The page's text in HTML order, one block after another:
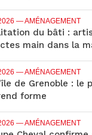
— AMÉNAGEMENT
du bâti :
main dans la
— AMÉNAGEMENT
de Grenoble : le
forme
— AMÉNAGEMENT